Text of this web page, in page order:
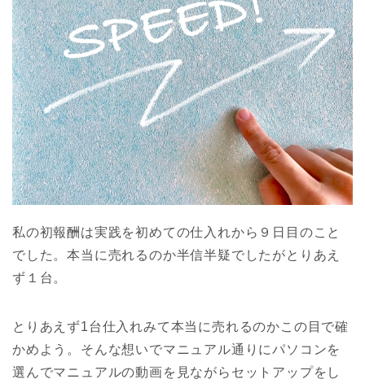
私の初報酬は実践を初めての仕入れから９日目のこと
でした。本当に売れるのか半信半疑でしたがとりあえ
ず１台。
とりあえず1台仕入れみて本当に売れるのかこの目で確
かめよう。そんな想いでマニュアル通りにパソコンを
選んでマニュアルの動画を見ながらセットアップをし